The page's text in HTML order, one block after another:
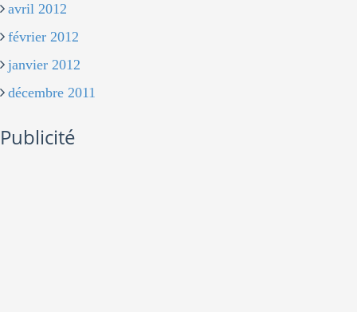
avril 2012
février 2012
janvier 2012
décembre 2011
Publicité